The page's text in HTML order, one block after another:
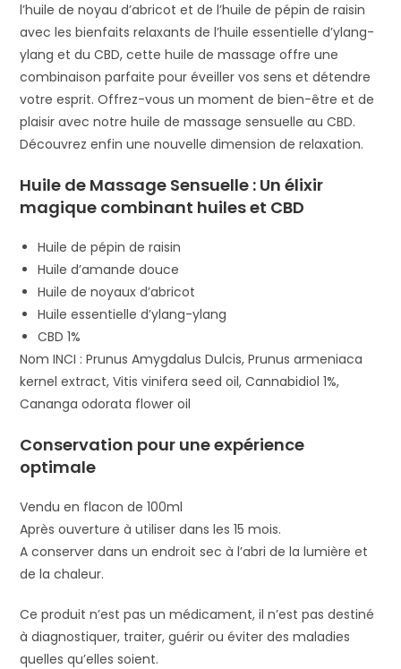
l’huile de noyau d’abricot et de l’huile de pépin de raisin
avec les bienfaits relaxants de l’huile essentielle d’ylang-
ylang et du CBD, cette huile de massage offre une
combinaison parfaite pour éveiller vos sens et détendre
votre esprit. Offrez-vous un moment de bien-être et de
plaisir avec notre huile de massage sensuelle au CBD.
Découvrez enfin une nouvelle dimension de relaxation.
Huile de Massage Sensuelle : Un élixir
magique combinant huiles et CBD
Huile de pépin de raisin
Huile d’amande douce
Huile de noyaux d’abricot
Huile essentielle d’ylang-ylang
CBD 1%
Nom INCI : Prunus Amygdalus Dulcis, Prunus armeniaca
kernel extract, Vitis vinifera seed oil, Cannabidiol 1%,
Cananga odorata flower oil
Conservation pour une expérience
optimale
Vendu en flacon de 100ml
Après ouverture à utiliser dans les 15 mois.
A conserver dans un endroit sec à l’abri de la lumière et
de la chaleur.
Ce produit n’est pas un médicament, il n’est pas destiné
à diagnostiquer, traiter, guérir ou éviter des maladies
quelles qu’elles soient.